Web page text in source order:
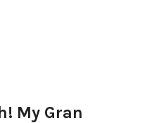
My Gran